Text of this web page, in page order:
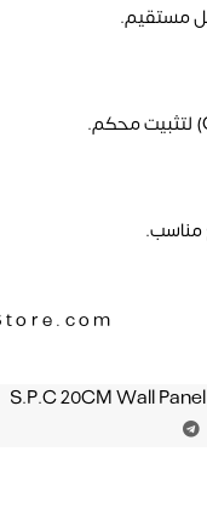
مستقيم.
مناسب.
S.P.C 20CM Wall Panel